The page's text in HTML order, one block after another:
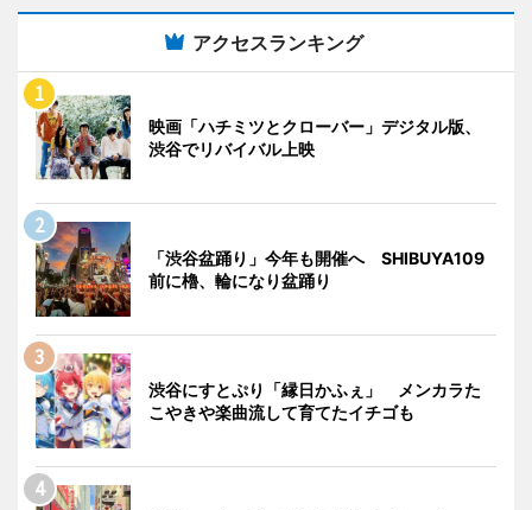
アクセスランキング
映画「ハチミツとクローバー」デジタル版、
渋谷でリバイバル上映
「渋谷盆踊り」今年も開催へ SHIBUYA109
前に櫓、輪になり盆踊り
渋谷にすとぷり「縁日かふぇ」 メンカラた
こやきや楽曲流して育てたイチゴも